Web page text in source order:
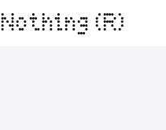
Nothing (R)